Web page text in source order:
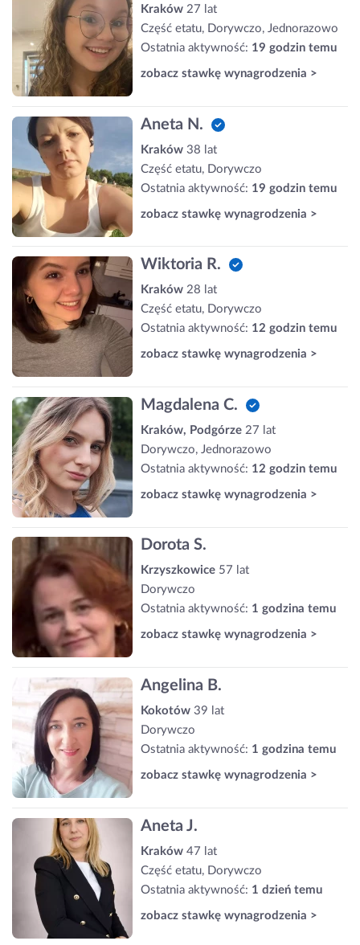
Kraków 27 lat
Część etatu, Dorywczo, Jednorazowo
Ostatnia aktywność: 19 godzin temu
zobacz stawkę wynagrodzenia >
Aneta N.
Kraków 38 lat
Część etatu, Dorywczo
Ostatnia aktywność: 19 godzin temu
zobacz stawkę wynagrodzenia >
Wiktoria R.
Kraków 28 lat
Część etatu, Dorywczo
Ostatnia aktywność: 12 godzin temu
zobacz stawkę wynagrodzenia >
Magdalena C.
Kraków, Podgórze 27 lat
Dorywczo, Jednorazowo
Ostatnia aktywność: 12 godzin temu
zobacz stawkę wynagrodzenia >
Dorota S.
Krzyszkowice 57 lat
Dorywczo
Ostatnia aktywność: 1 godzina temu
zobacz stawkę wynagrodzenia >
Angelina B.
Kokotów 39 lat
Dorywczo
Ostatnia aktywność: 1 godzina temu
zobacz stawkę wynagrodzenia >
Aneta J.
Kraków 47 lat
Część etatu, Dorywczo
Ostatnia aktywność: 1 dzień temu
zobacz stawkę wynagrodzenia >